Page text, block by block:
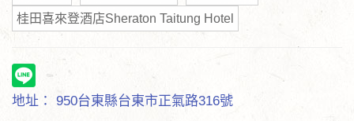
桂田喜來登酒店Sheraton Taitung Hotel
地址： 950台東縣台東市正氣路316號